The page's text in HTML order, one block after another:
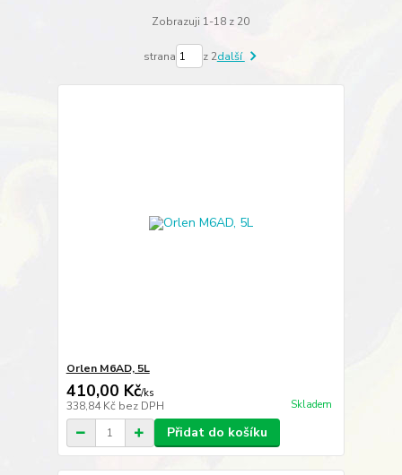
Zobrazuji 1-18 z 20
strana z 2další
Orlen M6AD, 5L
410,00 Kč/ks
338,84 Kč bez DPH Skladem
Přidat do košíku